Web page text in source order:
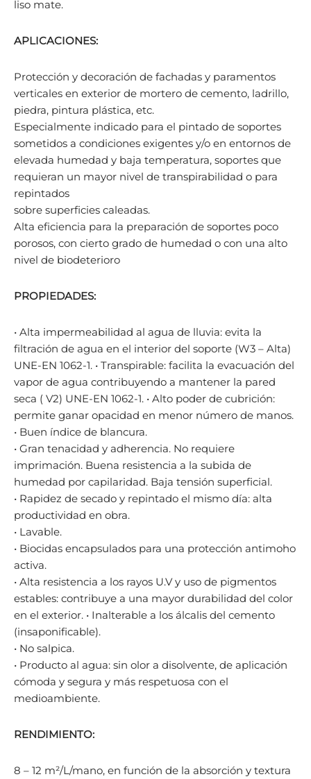
liso mate.
APLICACIONES:
Protección y decoración de fachadas y paramentos
verticales en exterior de mortero de cemento, ladrillo,
piedra, pintura plástica, etc.
Especialmente indicado para el pintado de soportes
sometidos a condiciones exigentes y/o en entornos de
elevada humedad y baja temperatura, soportes que
requieran un mayor nivel de transpirabilidad o para
repintados
sobre superficies caleadas.
Alta eficiencia para la preparación de soportes poco
porosos, con cierto grado de humedad o con una alto
nivel de biodeterioro
PROPIEDADES:
• Alta impermeabilidad al agua de lluvia: evita la
filtración de agua en el interior del soporte (W3 – Alta)
UNE-EN 1062-1. • Transpirable: facilita la evacuación del
vapor de agua contribuyendo a mantener la pared
seca ( V2) UNE-EN 1062-1. • Alto poder de cubrición:
permite ganar opacidad en menor número de manos.
• Buen índice de blancura.
• Gran tenacidad y adherencia. No requiere
imprimación. Buena resistencia a la subida de
humedad por capilaridad. Baja tensión superficial.
• Rapidez de secado y repintado el mismo día: alta
productividad en obra.
• Lavable.
• Biocidas encapsulados para una protección antimoho
activa.
• Alta resistencia a los rayos U.V y uso de pigmentos
estables: contribuye a una mayor durabilidad del color
en el exterior. • Inalterable a los álcalis del cemento
(insaponificable).
• No salpica.
• Producto al agua: sin olor a disolvente, de aplicación
cómoda y segura y más respetuosa con el
medioambiente.
RENDIMIENTO:
8 – 12 m²/L/mano, en función de la absorción y textura